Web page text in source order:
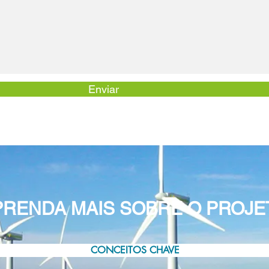
Enviar
MAIS SOBRE O
CONCEITOS CHAVE